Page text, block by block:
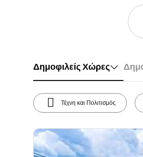
Δημοφιλείς Χώρες
Τέχνη και Πολιτισμός